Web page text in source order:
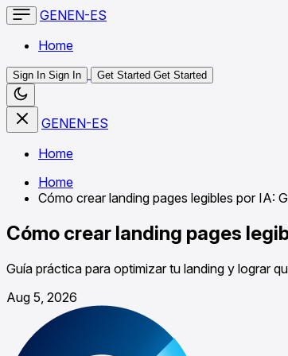
GENEN-ES
Home
Sign In Sign In Get Started Get Started
GENEN-ES
Home
Home
Cómo crear landing pages legibles por IA:
Cómo crear landing pages
Guía práctica para optimizar tu landing y lograr
Aug 5, 2026